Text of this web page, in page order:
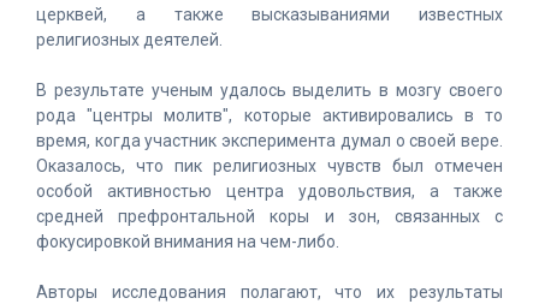
церквей, а также высказываниями известных
религиозных деятелей.
В результате ученым удалось выделить в мозгу своего
рода "центры молитв", которые активировались в то
время, когда участник эксперимента думал о своей вере.
Оказалось, что пик религиозных чувств был отмечен
особой активностью центра удовольствия, а также
средней префронтальной коры и зон, связанных с
фокусировкой внимания на чем-либо.
Авторы исследования полагают, что их результаты